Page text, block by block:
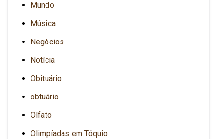
Mundo
Música
Negócios
Notícia
Obituário
obtuário
Olfato
Olimpíadas em Tóquio